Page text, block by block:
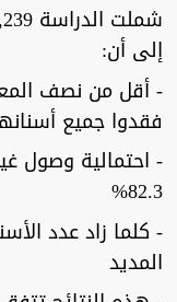
إلى أن:
فقدوا جميع
- احتمالية وصول
82.3%
- كلما زاد عدد
المديد